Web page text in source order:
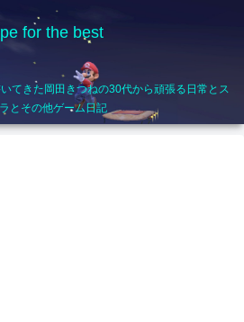
for the best
てきた岡田きつねの30代から頑張る日常とス
とその他ゲーム日記